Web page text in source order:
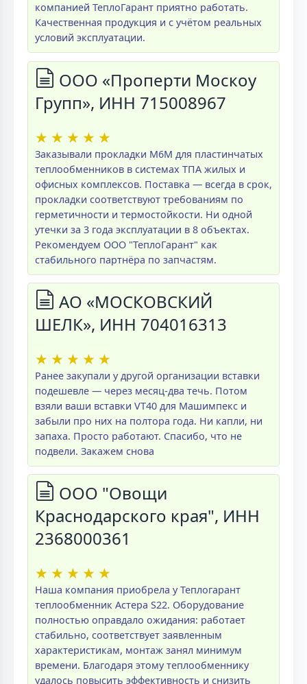
компанией ТеплоГарант приятно работать.
Качественная продукция и с учётом реальных
условий эксплуатации.
ООО «Проперти Москоу
Групп», ИНН 715008967
★ ★ ★ ★ ★
Заказывали прокладки M6M для пластинчатых
теплообменников в системах ТПА жилых и
офисных комплексов. Поставка — всегда в срок,
прокладки соответствуют требованиям по
герметичности и термостойкости. Ни одной
утечки за 3 года эксплуатации в 8 объектах.
Рекомендуем ООО "ТеплоГарант" как
стабильного партнёра по запчастям.
АО «МОСКОВСКИЙ
ШЕЛК», ИНН 704016313
★ ★ ★ ★ ★
Ранее закупали у другой организации вставки
подешевле — через месяц-два течь. Потом
взяли ваши вставки VT40 для Машимпекс и
забыли про них на полтора года. Ни капли, ни
запаха. Просто работают. Спасибо, что не
подвели. Закажем снова
ООО "Овощи
Краснодарского края", ИНН
2368000361
★ ★ ★ ★ ★
Наша компания приобрела у Теплогарант
теплообменник Астера S22. Оборудование
полностью оправдало ожидания: работает
стабильно, соответствует заявленным
характеристикам, монтаж занял минимум
времени. Благодаря этому теплообменнику
удалось повысить эффективность и снизить